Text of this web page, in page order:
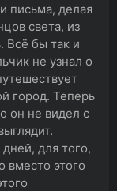
письма, делая
света, из
Всё бы так и
не узнал о
город. Теперь
он не видел с
для того,
вместо этого